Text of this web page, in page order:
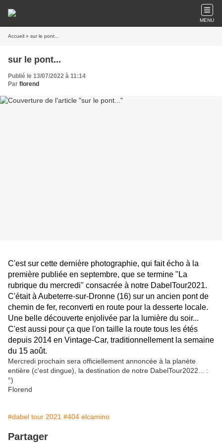
MENU
Accueil » sur le pont...
sur le pont...
Publié le 13/07/2022 à 11:14
Par florend
C'est sur cette dernière photographie, qui fait écho à la
première publiée en septembre, que se termine "La
rubrique du mercredi" consacrée à notre DabelTour2021.
C'était à Aubeterre-sur-Dronne (16) sur un ancien pont de
chemin de fer, reconverti en route pour la desserte locale.
Une belle découverte enjolivée par la lumière du soir...
C'est aussi pour ça que l'on taille la route tous les étés
depuis 2014 en Vintage-Car, traditionnellement la semaine
du 15 août.
Mercredi prochain sera officiellement annoncée à la planète
entière (c'est dingue), la destination de notre DabelTour2022... :
°)
Florend
#dabel tour 2021 #404 elcamino
Partager